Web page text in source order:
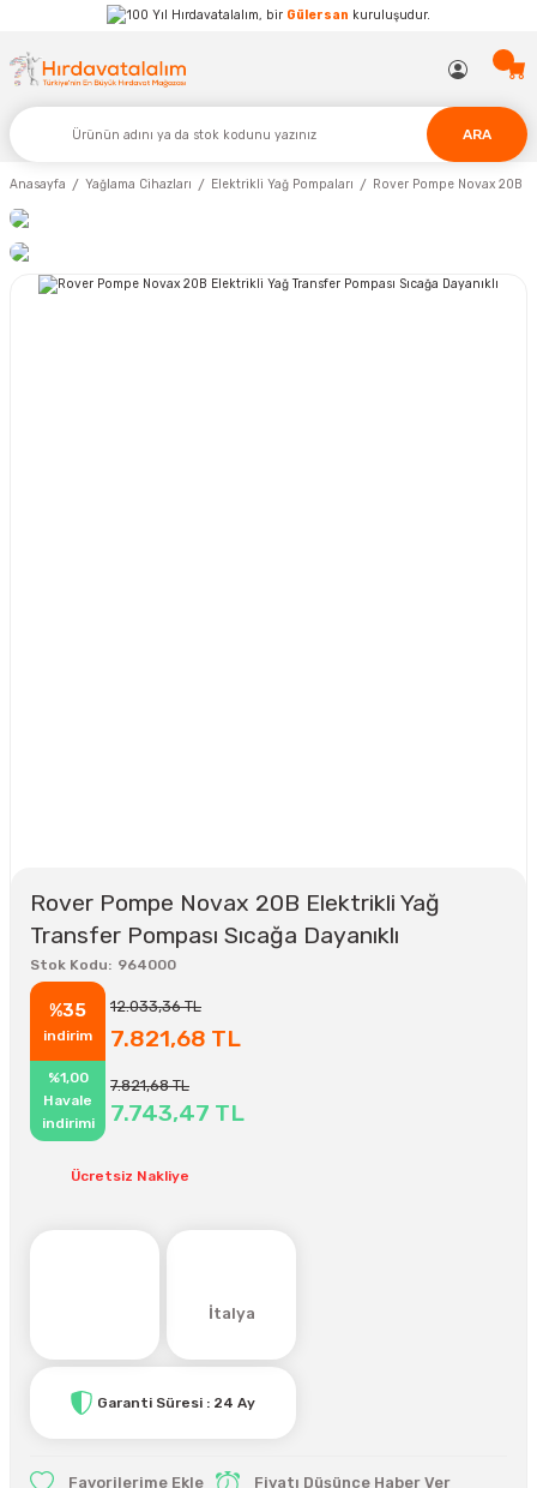
Hırdavatalalım, bir Gülersan kuruluşudur.
ARA
Anasayfa Yağlama Cihazları Elektrikli Yağ Pompaları Rover Pompe Novax 20B
Rover Pompe Novax 20B Elektrikli Yağ
Transfer Pompası Sıcağa Dayanıklı
Stok Kodu 964000
%35
indirim
12.033,36 TL
7.821,68 TL
%1,00
Havale
indirimi
7.821,68 TL
7.743,47 TL
Ücretsiz Nakliye
İtalya
Garanti Süresi : 24 Ay
Fiyatı Düşünce Haber Ver